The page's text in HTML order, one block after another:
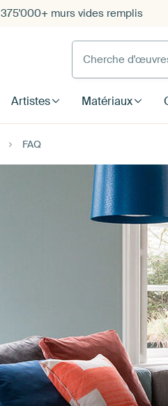
375'000+ murs vides remplis
Cherche
Artistes Matériaux
FAQ